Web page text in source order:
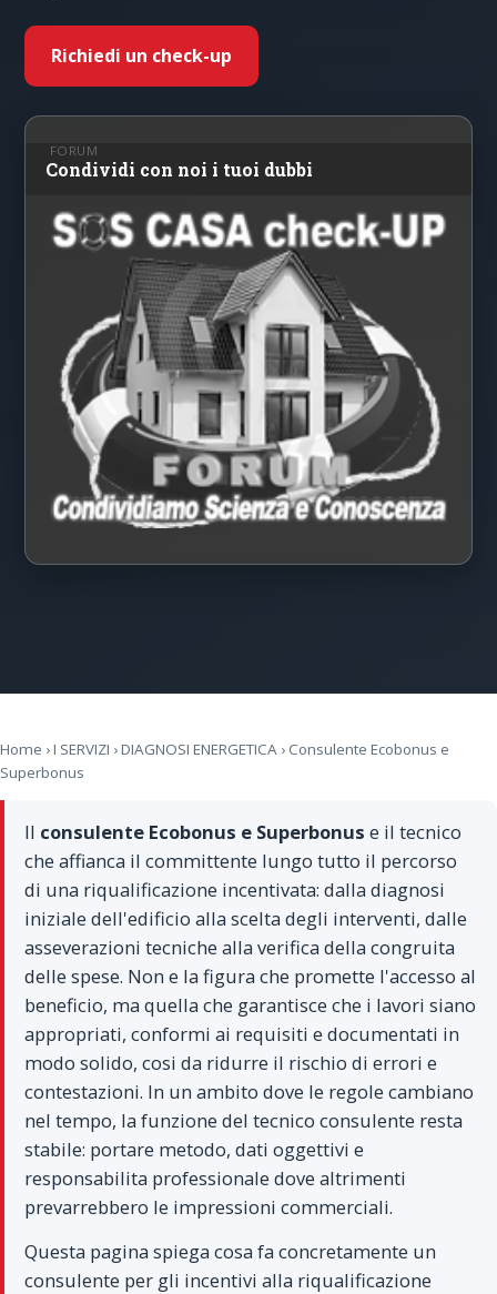
Richiedi un check-up
FORUM
Condividi con noi i tuoi dubbi
Home ›I SERVIZI ›DIAGNOSI ENERGETICA › Consulente Ecobonus e
Superbonus
Il consulente Ecobonus e Superbonus e il tecnico
che affianca il committente lungo tutto il percorso
di una riqualificazione incentivata: dalla diagnosi
iniziale dell'edificio alla scelta degli interventi, dalle
asseverazioni tecniche alla verifica della congruita
delle spese. Non e la figura che promette l'accesso al
beneficio, ma quella che garantisce che i lavori siano
appropriati, conformi ai requisiti e documentati in
modo solido, cosi da ridurre il rischio di errori e
contestazioni. In un ambito dove le regole cambiano
nel tempo, la funzione del tecnico consulente resta
stabile: portare metodo, dati oggettivi e
responsabilita professionale dove altrimenti
prevarrebbero le impressioni commerciali.
Questa pagina spiega cosa fa concretamente un
consulente per gli incentivi alla riqualificazione